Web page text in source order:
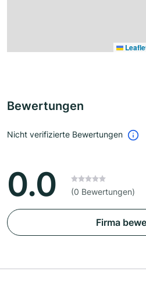
Bewertungen
Nicht verifizierte Bewertungen
0.0 (0 Bewertungen)
Firma